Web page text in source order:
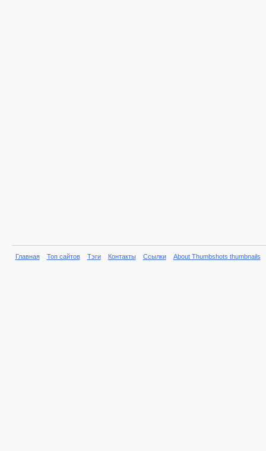
Главная Топ сайтов Тэги Контакты Ссылки About Thumbshots thumbnails